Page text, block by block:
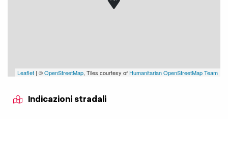
Leaflet | ©OpenStreetMap, Tiles courtesy of Humanitarian OpenStreetMap Team
Indicazioni stradali